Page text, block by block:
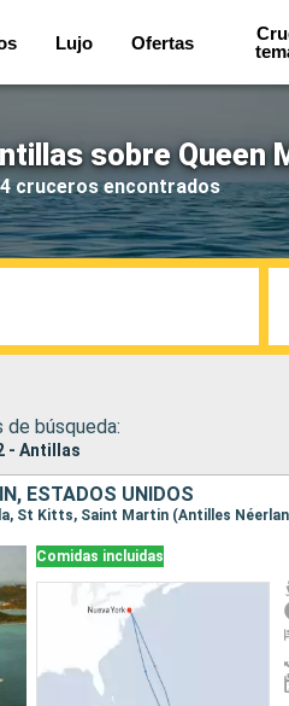
Lujo Ofertas
sobre Queen
cruceros encontrados
búsqueda:
- Antillas
ESTADOS UNIDOS
St Kitts, Saint Martin (Antilles
Comidas incluidas